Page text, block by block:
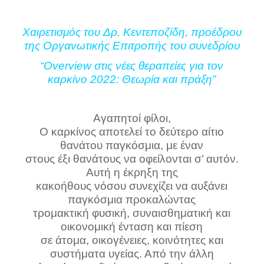
Χαιρετισμός του Δρ. Κεντεποζίδη, προέδρου
της Οργανωτικής Επιτροπής του συνεδρίου
“Overview στις νέες θεραπείες για τον
καρκίνο 2022: Θεωρία και πράξη”
Αγαπητοί φίλοι,
Ο καρκίνος αποτελεί το δεύτερο αίτιο
θανάτου παγκόσμια, με έναν
στους έξι θανάτους να οφείλονται σ’ αυτόν.
Αυτή η έκρηξη της
κακοήθους νόσου συνεχίζει να αυξάνει
παγκόσμια προκαλώντας
τρομακτική φυσική, συναισθηματική και
οικονομική ένταση και πίεση
σε άτομα, οικογένειες, κοινότητες και
συστήματα υγείας. Από την άλλη